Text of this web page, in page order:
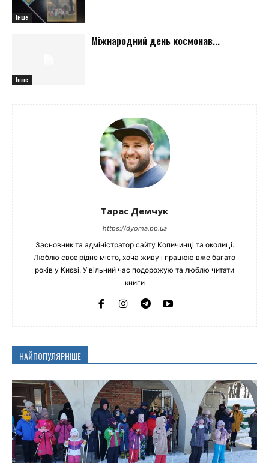
Інше
Інше
Міжнародний день космонав...
Тарас Демчук
https://dyoma.pp.ua
Засновник та адміністратор сайту Копичинці та околиці.
Люблю своє рідне місто, хоча живу і працюю вже багато
років у Києві. У вільний час подорожую та люблю читати
книги
НАЙПОПУЛЯРНІШЕ